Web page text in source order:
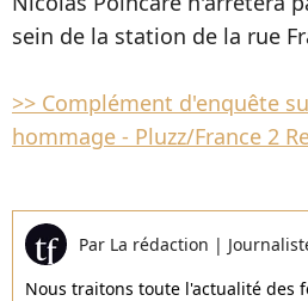
sein de la station de la rue
>> Complément d'enquête
hommage - Pluzz/France 2
Par La rédaction |
Nous traitons toute l'actualité des